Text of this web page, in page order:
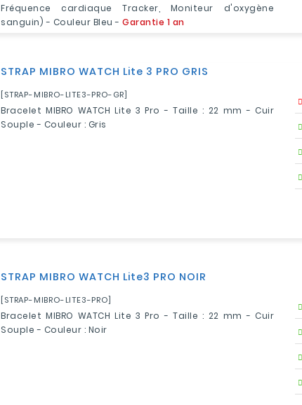
Fréquence cardiaque Tracker, Moniteur d'oxygène
sanguin) - Couleur Bleu -Garantie 1 an
STRAP MIBRO WATCH Lite 3 PRO GRIS
[STRAP-MIBRO-LITE3-PRO-GR]
Bracelet MIBRO WATCH Lite 3 Pro - Taille : 22 mm - Cuir
Souple - Couleur : Gris
STRAP MIBRO WATCH Lite3 PRO NOIR
[STRAP-MIBRO-LITE3-PRO]
Bracelet MIBRO WATCH Lite 3 Pro - Taille : 22 mm - Cuir
Souple - Couleur : Noir